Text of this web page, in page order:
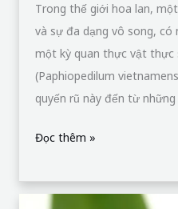
Trong thế giới hoa lan,
và sự đa dạng vô song,
một kỳ quan thực vật thực
(Paphiopedilum
quyến rũ này đến từ
Đọc thêm »